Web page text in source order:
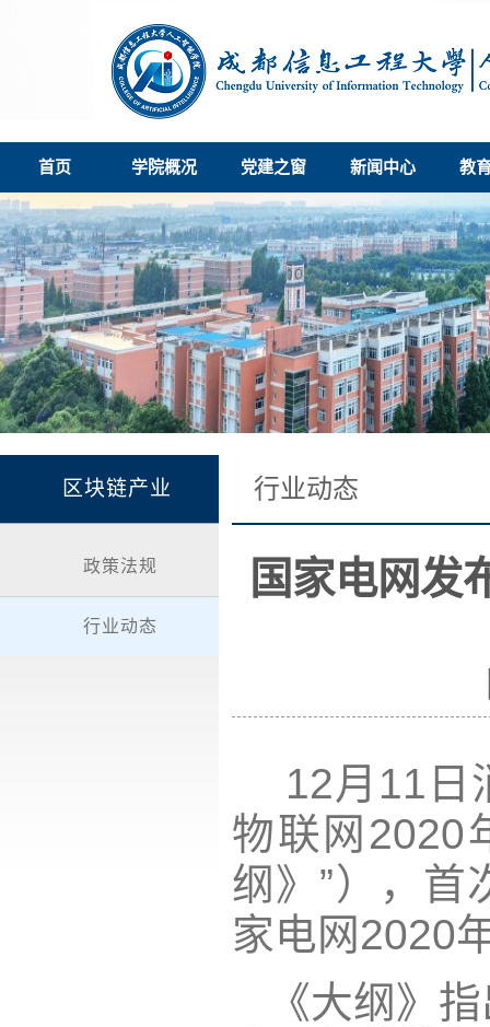
首页 学院概况 党建之窗 新闻中心 教
区块链产业
政策法规
行业动态
行业动态
国家电网发
12月11日
物联网2020
纲》”），首
家电网2020
《大纲》指